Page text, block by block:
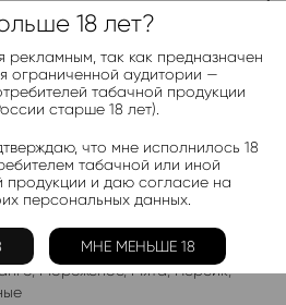
каждые день!
Подписаться
and Morty Bad Trip
Виноград,Вишня,Гранат
,Мороженое,Мята,Персик,
18 лет?
рекламным, так как предназначен
ограниченной аудитории —
табачной продукции
старше 18 лет).
что мне исполнилось 18
табачной или иной
продукции и даю согласие на
персональных данных.
МНЕ МЕНЬШЕ 18